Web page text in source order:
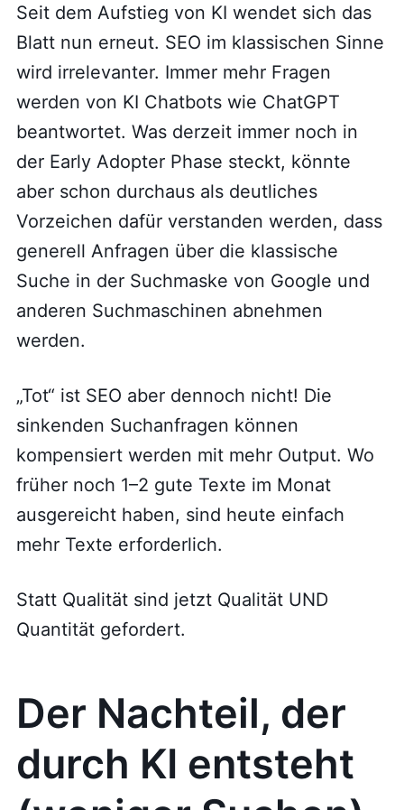
Seit dem Aufstieg von KI wendet sich das
Blatt nun erneut. SEO im klassischen Sinne
wird irrelevanter. Immer mehr Fragen
werden von KI Chatbots wie ChatGPT
beantwortet. Was derzeit immer noch in
der Early Adopter Phase steckt, könnte
aber schon durchaus als deutliches
Vorzeichen dafür verstanden werden, dass
generell Anfragen über die klassische
Suche in der Suchmaske von Google und
anderen Suchmaschinen abnehmen
werden.
„Tot“ ist SEO aber dennoch nicht! Die
sinkenden Suchanfragen können
kompensiert werden mit mehr Output. Wo
früher noch 1–2 gute Texte im Monat
ausgereicht haben, sind heute einfach
mehr Texte erforderlich.
Statt Qualität sind jetzt Qualität UND
Quantität gefordert.
Der Nachteil, der
durch KI entsteht